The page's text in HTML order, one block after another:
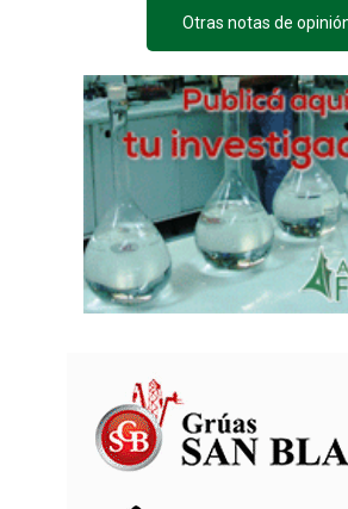
Otras notas de